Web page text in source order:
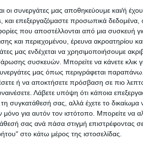
οι συνεργάτες μας αποθηκεύουμε και/ή
και επεξεργαζόμαστε προσωπικά δεδομένα,
που αποστέλλονται από μια συσκευή
και περιεχομένου, έρευνα ακροατηρίου
μας ενδέχεται να χρησιμοποιήσουμε
συσκευών. Μπορείτε να κάνετε κλικ
μας όπως περιγράφεται παραπάνω.
ή να αποκτήσετε πρόσβαση σε πιο
Λάβετε υπόψη ότι κάποια
τη συγκατάθεσή σας, αλλά έχετε το
μόνο για αυτόν τον ιστότοπο. Μπορείτε να
σας ανά πάσα στιγμή επιστρέφοντας
στο κάτω μέρος της ιστοσελίδας.
Θέλω τα θέλω μου..
κατεύθυνση; Οδηγός
στην εποχή της Τεχνητής
γίνεται δουλεία